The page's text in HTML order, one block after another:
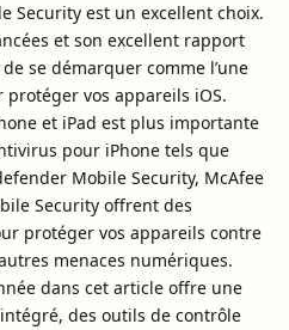
Security est un excellent choix.
et son excellent rapport
se démarquer comme l’une
vos appareils iOS.
et iPad est plus importante
pour iPhone tels que
Mobile Security, McAfee
Security offrent des
protéger vos appareils contre
menaces numériques.
dans cet article offre une
des outils de contrôle